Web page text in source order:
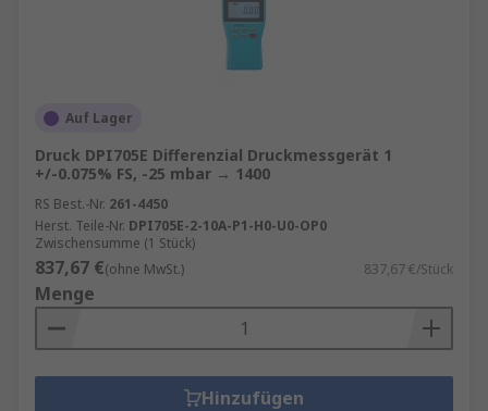
Auf Lager
Druck DPI705E Differenzial Druckmessgerät 1
+/-0.075% FS, -25 mbar → 1400
RS Best.-Nr. 261-4450
Herst. Teile-Nr. DPI705E-2-10A-P1-H0-U0-OP0
Zwischensumme (1 Stück)
837,67 €(ohne MwSt.) 837,67 €/Stück
Menge
Hinzufügen